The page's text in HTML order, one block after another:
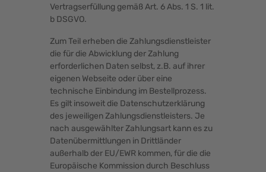
Vertragserfüllung gemäß Art. 6 Abs. 1 S. 1 lit.
b DSGVO.
Zum Teil erheben die Zahlungsdienstleister
die für die Abwicklung der Zahlung
erforderlichen Daten selbst, z.B. auf ihrer
eigenen Webseite oder über eine
technische Einbindung im Bestellprozess.
Es gilt insoweit die Datenschutzerklärung
des jeweiligen Zahlungsdienstleisters. Je
nach ausgewählter Zahlungsart kann es zu
Datenübermittlungen in Drittländer
außerhalb der EU/EWR kommen, für die die
Europäische Kommission durch Beschluss